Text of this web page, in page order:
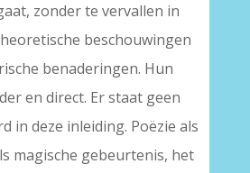
zonder te vervallen in
beschouwingen
benaderingen. Hun
en direct. Er staat geen
in deze inleiding. Poëzie als
magische gebeurtenis, het